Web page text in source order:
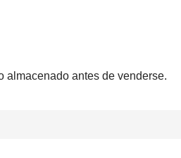
almacenado antes de venderse.